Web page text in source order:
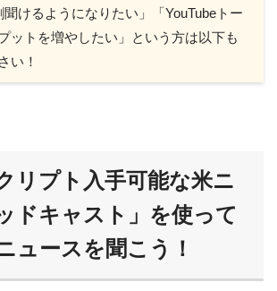
聞けるようになりたい」「YouTubeトー
ットを増やしたい」という方は以下も
い！
リプト入手可能な米ニ
ドキャスト」を使って
ュースを聞こう！